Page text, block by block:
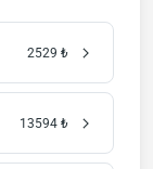
2529 ₺
13594 ₺